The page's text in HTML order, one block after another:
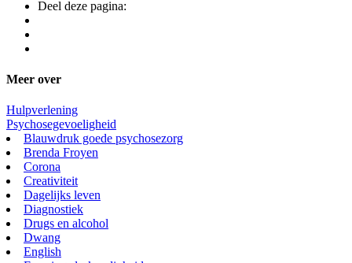
Deel deze pagina:
Meer over
Hulpverlening
Psychosegevoeligheid
Blauwdruk goede psychosezorg
Brenda Froyen
Corona
Creativiteit
Dagelijks leven
Diagnostiek
Drugs en alcohol
Dwang
English